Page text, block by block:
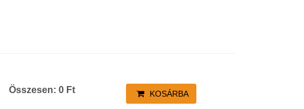
Összesen: 0Ft KOSÁRBA